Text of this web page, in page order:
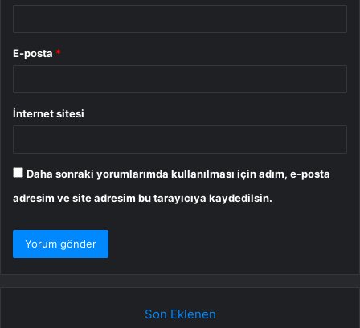
E-posta *
İnternet sitesi
Daha sonraki yorumlarımda kullanılması için adım, e-posta
adresim ve site adresim bu tarayıcıya kaydedilsin.
Son Eklenen